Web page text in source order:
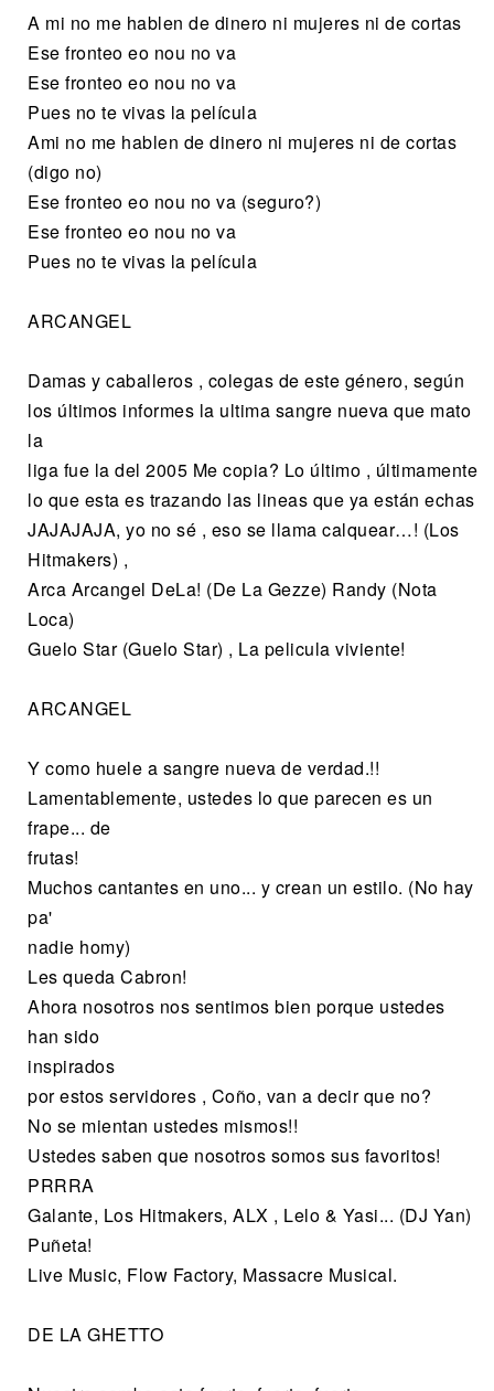
A mi no me hablen de dinero ni mujeres ni de cortas
Ese fronteo eo nou no va
Ese fronteo eo nou no va
Pues no te vivas la película
Ami no me hablen de dinero ni mujeres ni de cortas
(digo no)
Ese fronteo eo nou no va (seguro?)
Ese fronteo eo nou no va
Pues no te vivas la película
ARCANGEL
Damas y caballeros , colegas de este género, según
los últimos informes la ultima sangre nueva que mato
la
liga fue la del 2005 Me copia? Lo último , últimamente
lo que esta es trazando las lineas que ya están echas
JAJAJAJA, yo no sé , eso se llama calquear…! (Los
Hitmakers) ,
Arca Arcangel DeLa! (De La Gezze) Randy (Nota
Loca)
Guelo Star (Guelo Star) , La pelicula viviente!
ARCANGEL
Y como huele a sangre nueva de verdad.!!
Lamentablemente, ustedes lo que parecen es un
frape... de
frutas!
Muchos cantantes en uno... y crean un estilo. (No hay
pa'
nadie homy)
Les queda Cabron!
Ahora nosotros nos sentimos bien porque ustedes
han sido
inspirados
por estos servidores , Coño, van a decir que no?
No se mientan ustedes mismos!!
Ustedes saben que nosotros somos sus favoritos!
PRRRA
Galante, Los Hitmakers, ALX , Lelo & Yasi... (DJ Yan)
Puñeta!
Live Music, Flow Factory, Massacre Musical.
DE LA GHETTO